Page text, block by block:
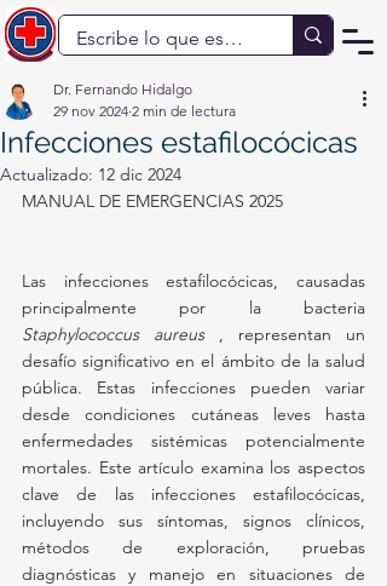
Infecciones estafilocócicas
Dr. Fernando Hidalgo
29 nov 2024 2 min de lectura
Actualizado: 12 dic 2024
MANUAL DE EMERGENCIAS 2025
Las infecciones estafilocócicas, causadas
Staphylococcus aureus , representan un
desafío significativo en el ámbito de la salud
pública. Estas infecciones pueden variar
desde condiciones cutáneas leves hasta
enfermedades sistémicas potencialmente
mortales. Este artículo examina los aspectos
clave de las infecciones estafilocócicas,
incluyendo sus síntomas, signos clínicos,
métodos de exploración, pruebas
diagnósticas y manejo en situaciones de